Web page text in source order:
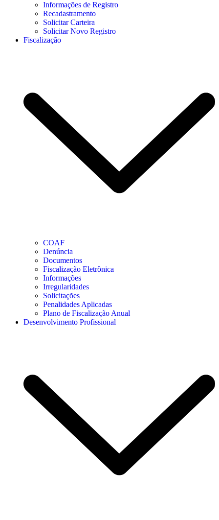
Informações de Registro
Recadastramento
Solicitar Carteira
Solicitar Novo Registro
Fiscalização
COAF
Denúncia
Documentos
Fiscalização Eletrônica
Informações
Irregularidades
Solicitações
Penalidades Aplicadas
Plano de Fiscalização Anual
Desenvolvimento Profissional